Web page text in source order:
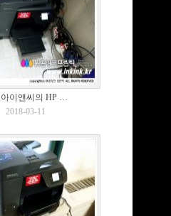
아이앤씨의 HP …
2018-03-11